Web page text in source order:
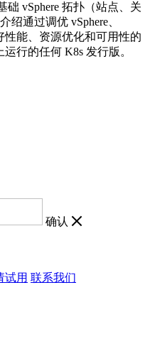
础 vSphere 拓扑（站点、关
通过调优 vSphere、
性能、资源优化和可用性的
行的任何 K8s 发行版。
确认
试用 联系我们